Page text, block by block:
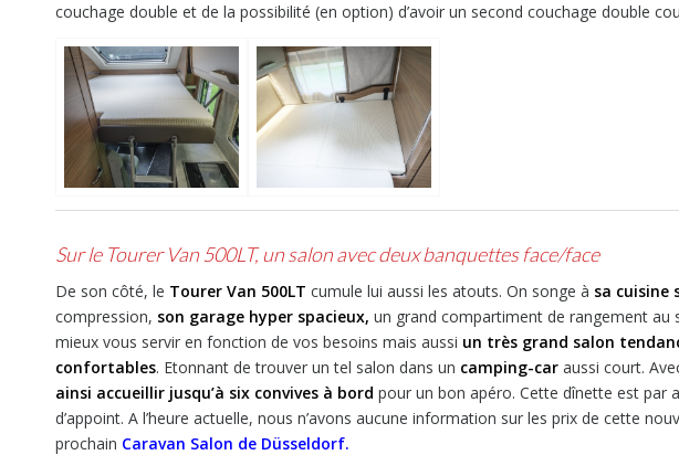
couchage double et de la possibilité (en option) d’avoir un second couchage double
Sur le Tourer Van 500LT, un salon avec deux banquettes face/face
De son côté, le Tourer Van 500LT cumule lui aussi les atouts. On songe à sa cuisine
compression, son garage hyper spacieux, un grand compartiment de rangement au
mieux vous servir en fonction de vos besoins mais aussi un très grand salon
confortables. Etonnant de trouver un tel salon dans un camping-car aussi court.
ainsi accueillir jusqu’à six convives à bord pour un bon apéro. Cette dînette est par
d’appoint. A l’heure actuelle, nous n’avons aucune information sur les prix de cette
prochain Caravan Salon de Düsseldorf.